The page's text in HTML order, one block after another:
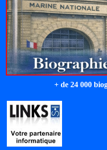
+ de 24 000